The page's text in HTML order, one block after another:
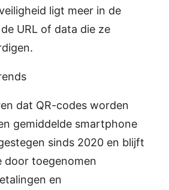
ligt meer in de
URL of data die ze
dat QR-codes worden
gemiddelde smartphone
sinds 2020 en blijft
door toegenomen
en